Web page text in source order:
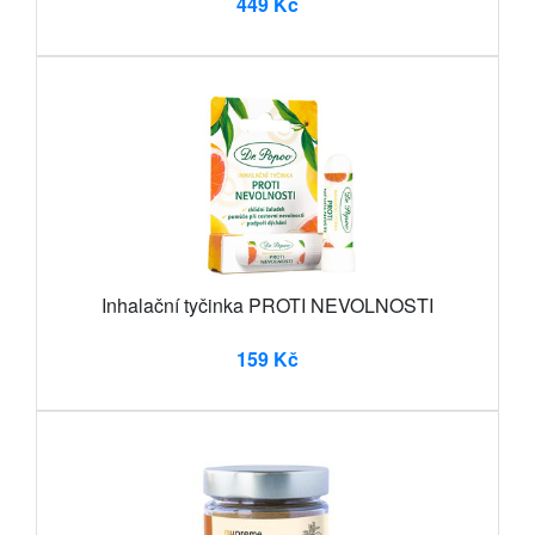
Inhalační tyčinka PROTI NEVOLNOSTI
159 Kč